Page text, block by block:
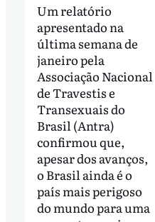
Um relatório
apresentado na
última semana de
janeiro pela
Associação Nacional
de Travestis e
Transexuais do
Brasil (Antra)
confirmou que,
apesar dos avanços,
o Brasil ainda é o
país mais perigoso
do mundo para uma